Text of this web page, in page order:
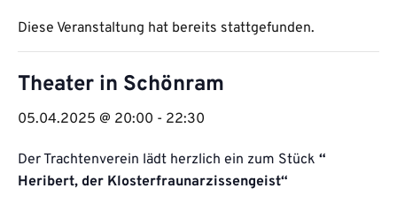
Diese Veranstaltung hat bereits stattgefunden.
Theater in Schönram
05.04.2025 @ 20:00 - 22:30
Der Trachtenverein lädt herzlich ein zum Stück “
Heribert, der Klosterfraunarzissengeist“